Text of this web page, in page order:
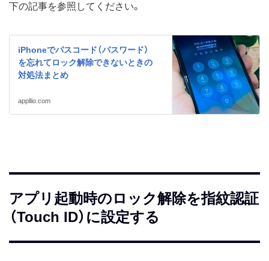
下の記事を参照してください。
iPhoneでパスコード（パスワード）
を忘れてロック解除できないときの
対処法まとめ
appllio.com
アプリ起動時のロック解除を指紋認証
（Touch ID）に設定する